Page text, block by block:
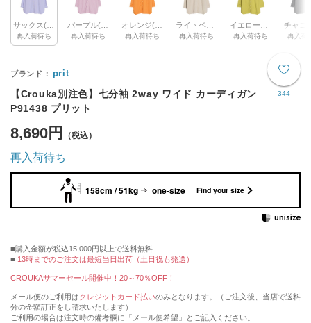
再入荷待ち 再入荷待ち 再入荷待ち 再入荷待ち 再入荷待ち 再入荷
344
prit
【Crouka別注色】七分袖 2way ワイド カーディガン
P91438 プリット
8,690円
再入荷待ち
158cm / 51kg one-size Find your size
購入金額が税込15,000円以上で送料無料
13時までのご注文は最短当日出荷（土日祝も発送）
CROUKAサマーセール開催中！20～70％OFF！
メール便のご利用はクレジットカード払いのみとなります。（ご注文後、当店で送料
分の金額訂正をし請求いたします）
ご利用の場合は注文時の備考欄に「メール便希望」とご記入ください。